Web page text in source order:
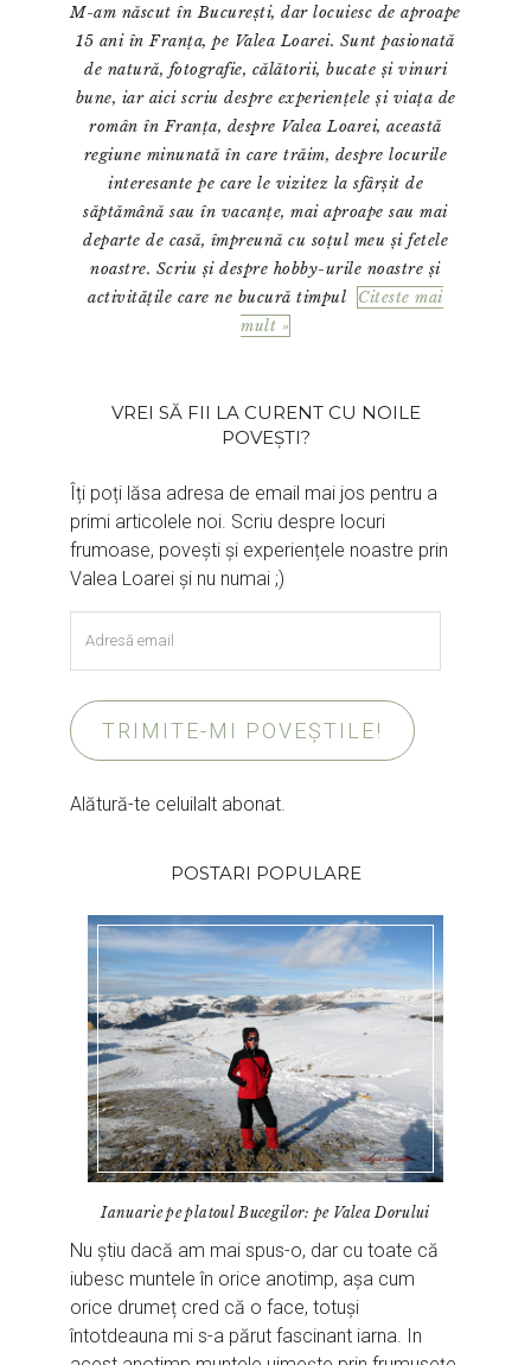
M-am născut în București, dar locuiesc de aproape
15 ani în Franța, pe Valea Loarei. Sunt pasionată
de natură, fotografie, călătorii, bucate și vinuri
bune, iar aici scriu despre experiențele și viața de
român în Franța, despre Valea Loarei, această
regiune minunată în care trăim, despre locurile
interesante pe care le vizitez la sfârșit de
săptămână sau în vacanțe, mai aproape sau mai
departe de casă, împreună cu soțul meu și fetele
noastre. Scriu și despre hobby-urile noastre și
activitățile care ne bucură timpul
Citeste mai
mult »
VREI SĂ FII LA CURENT CU NOILE
POVEȘTI?
Îți poți lăsa adresa de email mai jos pentru a
primi articolele noi. Scriu despre locuri
frumoase, povești și experiențele noastre prin
Valea Loarei și nu numai ;)
email
TRIMITE-MI POVEȘTILE!
Alătură-te celuilalt abonat.
POSTARI POPULARE
Ianuarie pe platoul Bucegilor: pe Valea Dorului
Nu știu dacă am mai spus-o, dar cu toate că
iubesc muntele în orice anotimp, așa cum
orice drumeț cred că o face, totuși
întotdeauna mi s-a părut fascinant iarna. In